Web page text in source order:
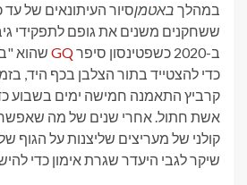
במהלך באטמןסיור העיתונאים של
ששחקנים משנים את גופם לתפקידי
ב-2020 כשפטינסון סיפר
GQ שהוא
כדי להצטייד בתור הצלבן בכף היד,
קרביץ התאמנה חמישה ימים בשבוע
אשת חתול. אחרי שנים של מה
קולני של מעריצים שליצנות על הגוף
שיקר לגבי היעדר שגרת אימון כדי